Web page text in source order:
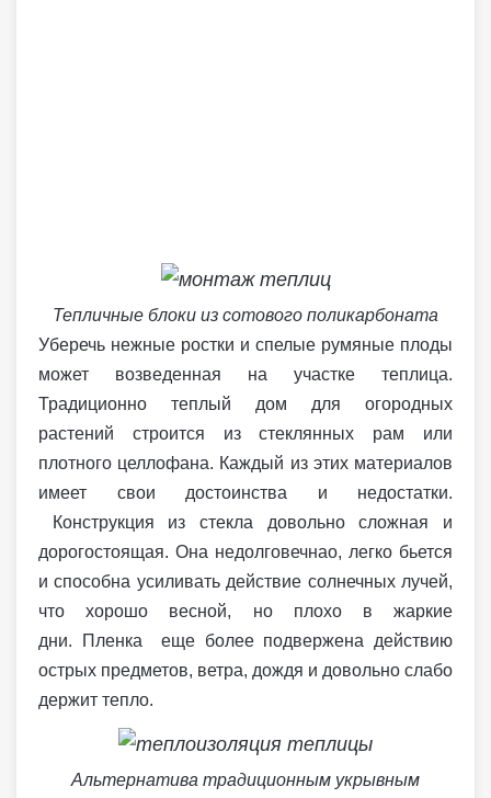
Тепличные блоки из сотового поликарбоната
Уберечь нежные ростки и спелые румяные плоды
может возведенная на участке теплица.
Традиционно теплый дом для огородных
растений строится из стеклянных рам или
плотного целлофана. Каждый из этих материалов
имеет свои достоинства и недостатки.
Конструкция из стекла довольно сложная и
дорогостоящая. Она недолговечнао, легко бьется
и способна усиливать действие солнечных лучей,
что хорошо весной, но плохо в жаркие
дни. Пленка еще более подвержена действию
острых предметов, ветра, дождя и довольно слабо
держит тепло.
Альтернатива традиционным укрывным